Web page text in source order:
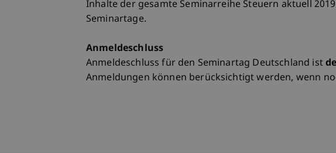
Inhalte der gesamte Seminarreihe Steuern aktuell
Seminartage.
Anmeldeschluss
Anmeldeschluss für den Seminartag Deutschland ist
Anmeldungen können berücksichtigt werden, wenn